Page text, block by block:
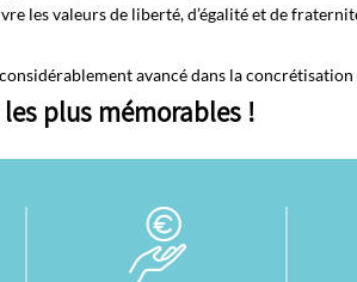
les valeurs de liberté, d’égalité et de
avancé dans la
plus mémorables !